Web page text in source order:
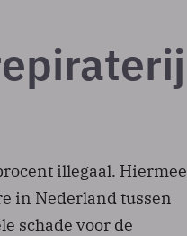
illegaal. Hiermee
in Nederland tussen
schade voor de